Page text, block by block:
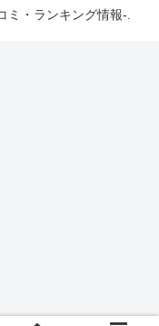
ミ・ランキング情報-.